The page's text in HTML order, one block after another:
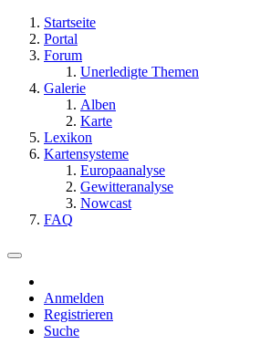
Startseite
Portal
Forum
Unerledigte Themen
Galerie
Alben
Karte
Lexikon
Kartensysteme
Europaanalyse
Gewitteranalyse
Nowcast
FAQ
Anmelden
Registrieren
Suche